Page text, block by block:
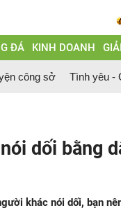
ĐÁ KINH DOANH
công sở Tình yêu -
dối bằng
khác nói dối, bạn